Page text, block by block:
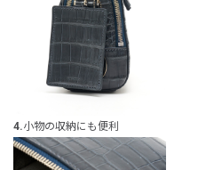
4.小物の収納にも便利